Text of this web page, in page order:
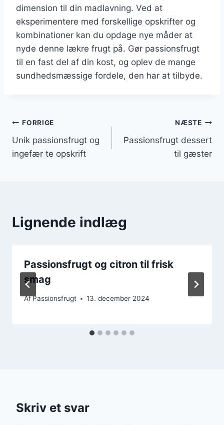
dimension til din madlavning. Ved at
eksperimentere med forskellige opskrifter og
kombinationer kan du opdage nye måder at
nyde denne lækre frugt på. Gør passionsfrugt
til en fast del af din kost, og oplev de mange
sundhedsmæssige fordele, den har at tilbyde.
Indlægsnavigation
FORRIGE
Unik passionsfrugt og
ingefær te opskrift
NÆSTE
Passionsfrugt dessert
til gæster
Lignende indlæg
Passionsfrugt og citron til frisk
smag
AfPassionsfrugt 13. december 2024
Skriv et svar